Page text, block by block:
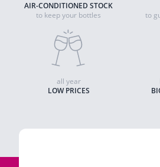
AIR-CONDITIONED STOCK
to keep your bottles
to
LOW PRICES
all year